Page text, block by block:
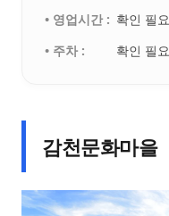
• 영업시간 : 확인 필요
• 주차 :
확인 필요
감천문화마을